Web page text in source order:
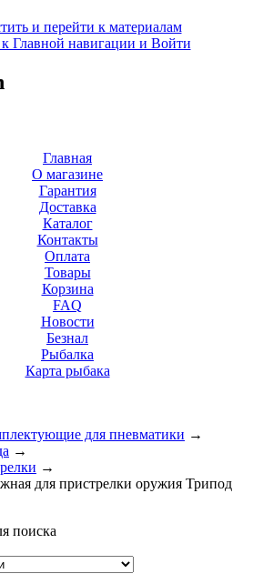
и перейти к материалам
Главной навигации и Войти
Главная
О магазине
Гарантия
Доставка
Каталог
Контакты
Оплата
Товары
Корзина
FAQ
Новости
Безнал
Рыбалка
Карта рыбака
для пневматики →
→
→
для пристрелки оружия Трипод
поиска